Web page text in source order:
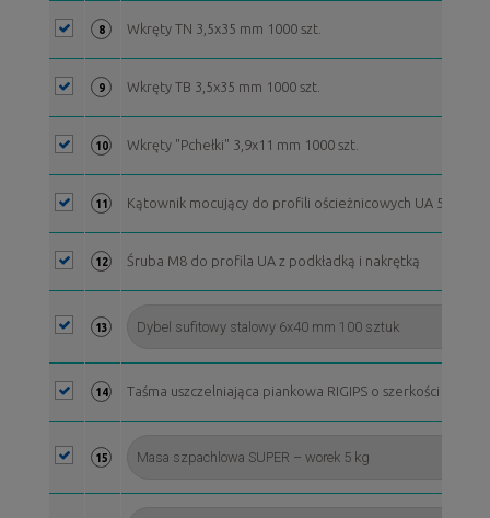
8 Wkręty TN 3,5x35 mm 1000 szt.
9 Wkręty TB 3,5x35 mm 1000 szt.
10 Wkręty "Pchełki" 3,9x11 mm 1000 szt.
11 Kątownik mocujący do profili ościeżnicowych UA 50
12 Śruba M8 do profila UA z podkładką i nakrętką
13
14 Taśma uszczelniająca piankowa RIGIPS o szerkości 50
15